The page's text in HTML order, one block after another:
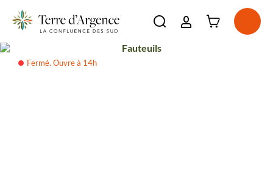
La destination
Ouvrir la barre de
Connexion à
Fauteuils
Fermé. Ouvre à 14h